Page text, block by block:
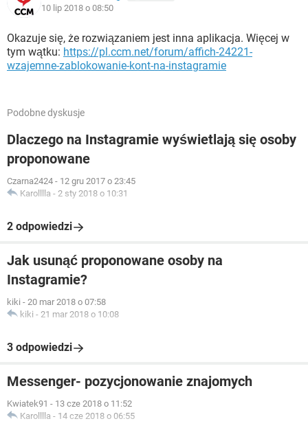
10 lip 2018 o 08:50
Okazuje się, że rozwiązaniem jest inna aplikacja. Więcej w
tym wątku: https://pl.ccm.net/forum/affich-24221-
wzajemne-zablokowanie-kont-na-instagramie
Podobne dyskusje
Dlaczego na Instagramie wyświetlają się osoby
proponowane
Czarna2424 - 12 gru 2017 o 23:45
Karolllla - 2 sty 2018 o 10:31
2 odpowiedzi
Jak usunąć proponowane osoby na
Instagramie?
kiki - 20 mar 2018 o 07:58
kiki - 21 mar 2018 o 10:08
3 odpowiedzi
Messenger- pozycjonowanie znajomych
Kwiatek91 - 13 cze 2018 o 11:52
Karolllla - 14 cze 2018 o 06:55